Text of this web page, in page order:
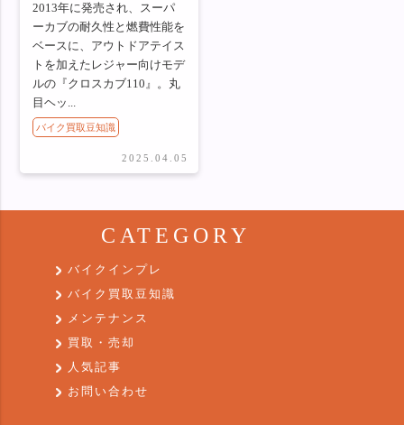
2013年に発売され、スーパ
ーカブの耐久性と燃費性能を
ベースに、アウトドアテイス
トを加えたレジャー向けモデ
ルの『クロスカブ110』。丸
目ヘッ...
バイク買取豆知識
2025.04.05
CATEGORY
バイクインプレ
バイク買取豆知識
メンテナンス
買取・売却
人気記事
お問い合わせ